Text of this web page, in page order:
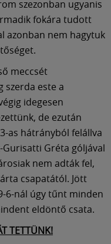
szezonban ugyanis
fokára tudott
azonban nem hagytuk
meccsét
szerda este a
idegesen
de ezután
as hátrányból felállva
Gréta góljával
nem adták fel,
csapatától. Jött
6-nál úgy tűnt minden
eldöntő csata.
TETTÜNK!